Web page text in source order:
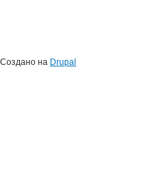
Создано на Drupal